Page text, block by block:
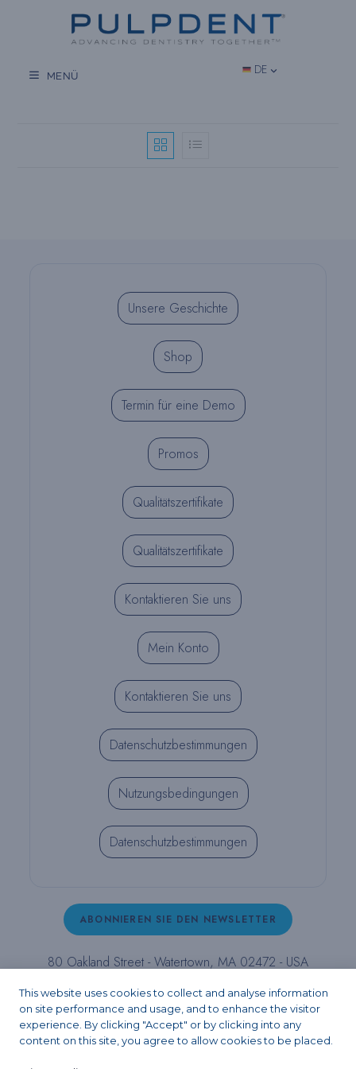
MENÜ DE
Unsere Geschichte
Shop
Termin für eine Demo
Promos
Qualitätszertifikate
Qualitätszertifikate
Kontaktieren Sie uns
Mein Konto
Kontaktieren Sie uns
Datenschutzbestimmungen
Nutzungsbedingungen
Datenschutzbestimmungen
ABONNIEREN SIE DEN NEWSLETTER
80 Oakland Street - Watertown, MA 02472 - USA
T (800) 343-4342 - T (617) 926-6666 - F (617) 926-
6262 -contact@pulpdent.com
FacebookInstagramLinkedIn
X YouTube
This website uses cookies to collect and analyse information
on site performance and usage, and to enhance the visitor
experience. By clicking "Accept" or by clicking into any
content on this site, you agree to allow cookies to be placed.